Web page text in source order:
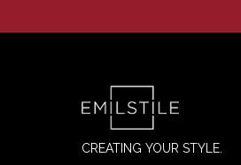
CREATING YOUR STYLE.